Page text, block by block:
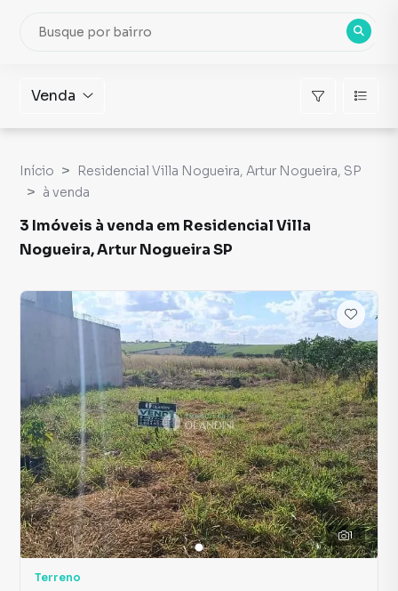
Venda
Início
Residencial Villa Nogueira, Artur Nogueira, SP
à venda
3 Imóveis à venda em Residencial Villa
Nogueira, Artur Nogueira SP
1
Terreno